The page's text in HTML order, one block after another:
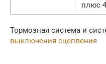
плюс
Тормозная система и
выключения сцепления